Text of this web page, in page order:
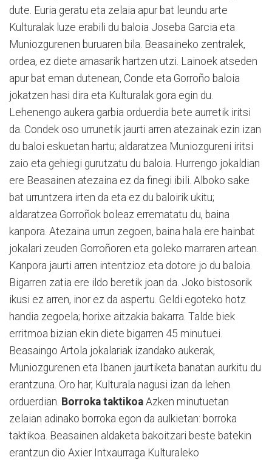
dute. Euria geratu eta zelaia apur bat leundu arte
Kulturalak luze erabili du baloia Joseba Garcia eta
Muniozgurenen buruaren bila. Beasaineko zentralek,
ordea, ez diete arnasarik hartzen utzi. Lainoek atseden
apur bat eman dutenean, Conde eta Gorroño baloia
jokatzen hasi dira eta Kulturalak gora egin du.
Lehenengo aukera garbia orduerdia bete aurretik iritsi
da. Condek oso urrunetik jaurti arren atezainak ezin izan
du baloi eskuetan hartu; aldaratzea Muniozgureni iritsi
zaio eta gehiegi gurutzatu du baloia. Hurrengo jokaldian
ere Beasainen atezaina ez da finegi ibili. Alboko sake
bat urruntzera irten da eta ez du baloirik ukitu;
aldaratzea Gorroñok boleaz errematatu du, baina
kanpora. Atezaina urrun zegoen, baina hala ere hainbat
jokalari zeuden Gorroñoren eta goleko marraren artean.
Kanpora jaurti arren intentzioz eta dotore jo du baloia.
Bigarren zatia ere ildo beretik joan da. Joko bistosorik
ikusi ez arren, inor ez da aspertu. Geldi egoteko hotz
handia zegoela; horixe aitzakia bakarra. Talde biek
erritmoa bizian ekin diete bigarren 45 minutuei.
Beasaingo Artola jokalariak izandako aukerak,
Muniozgurenen eta Ibanen jaurtiketa banatan aurkitu du
erantzuna. Oro har, Kulturala nagusi izan da lehen
orduerdian. Borroka taktikoa Azken minutuetan
zelaian adinako borroka egon da aulkietan: borroka
taktikoa. Beasainen aldaketa bakoitzari beste batekin
erantzun dio Axier Intxaurraga Kulturaleko